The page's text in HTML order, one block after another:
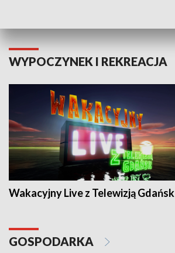
WYPOCZYNEK I REKREACJA
Wakacyjny Live z Telewizją Gdańsk
GOSPODARKA